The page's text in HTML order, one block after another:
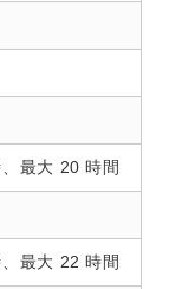
最大 20 時間
最大 22 時間